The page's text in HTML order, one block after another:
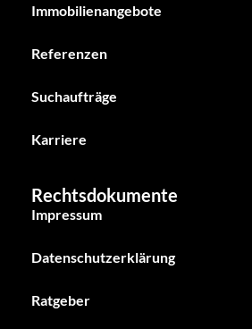
Immobilienangebote
Referenzen
Suchaufträge
Karriere
Rechtsdokumente
Impressum
Datenschutzerklärung
Ratgeber